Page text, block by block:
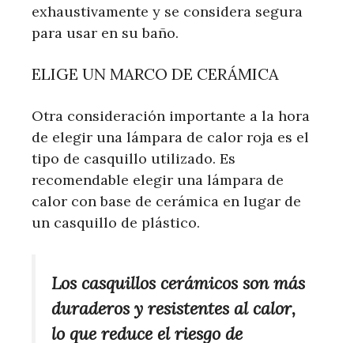
exhaustivamente y se considera segura
para usar en su baño.
ELIGE UN MARCO DE CERÁMICA
Otra consideración importante a la hora
de elegir una lámpara de calor roja es el
tipo de casquillo utilizado. Es
recomendable elegir una lámpara de
calor con base de cerámica en lugar de
un casquillo de plástico.
Los casquillos cerámicos son más
duraderos y resistentes al calor,
lo que reduce el riesgo de